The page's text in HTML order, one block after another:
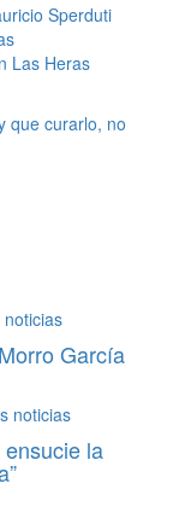
Sperduti
Las Heras
que curarlo, no
noticias
García
noticias
la